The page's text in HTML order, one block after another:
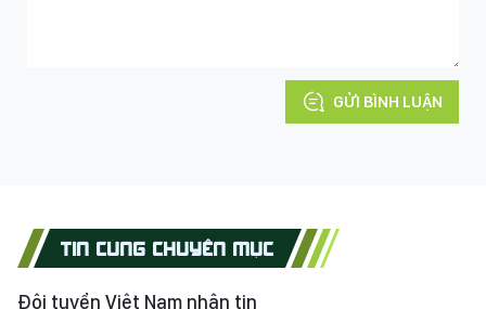
GỬI BÌNH LUẬN
TIN CÙNG CHUYÊN MỤC
Đội tuyển Việt Nam nhận tin